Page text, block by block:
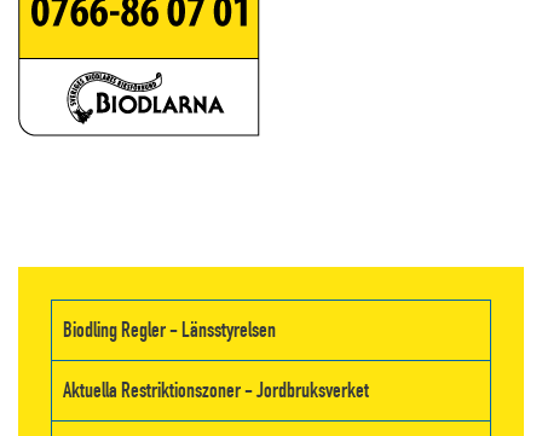
Biodling Regler - Länsstyrelsen
Aktuella Restriktionszoner - Jordbruksverket